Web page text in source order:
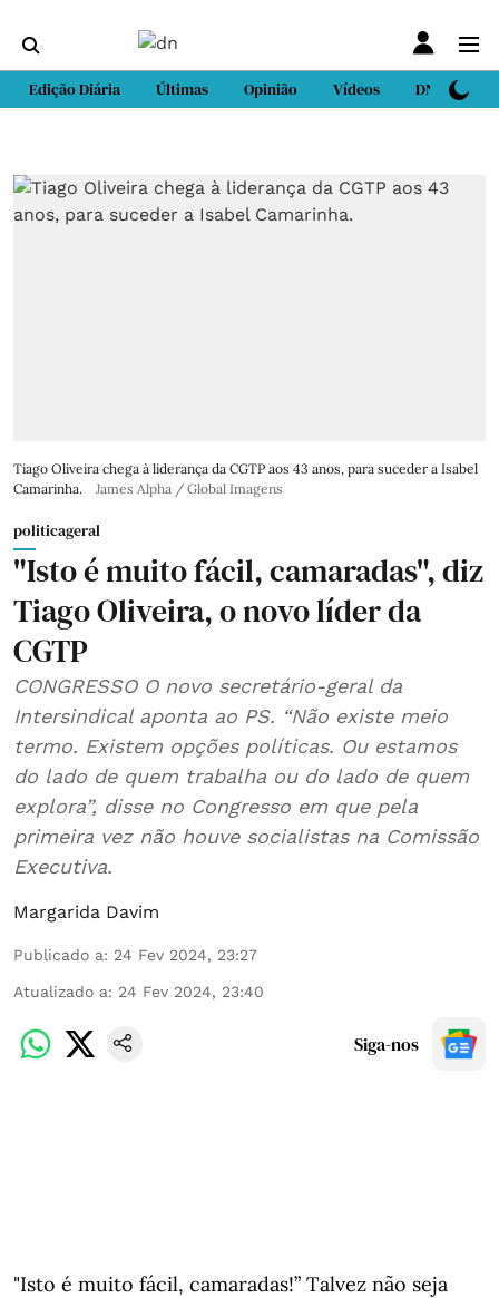
Edição Diária Últimas Opinião Vídeos DN Sport
Tiago Oliveira chega à liderança da CGTP aos 43 anos, para suceder a Isabel
Camarinha.
James Alpha / Global Imagens
politicageral
"Isto é muito fácil, camaradas", diz
Tiago Oliveira, o novo líder da
CGTP
CONGRESSO O novo secretário-geral da
Intersindical aponta ao PS. “Não existe meio
termo. Existem opções políticas. Ou estamos
do lado de quem trabalha ou do lado de quem
explora”, disse no Congresso em que pela
primeira vez não houve socialistas na Comissão
Executiva.
Margarida Davim
Publicado a: 24 Fev 2024, 23:27
Atualizado a: 24 Fev 2024, 23:40
Siga-nos
"Isto é muito fácil, camaradas!” Talvez não seja